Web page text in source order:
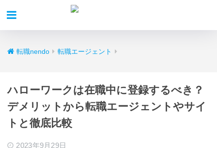
転職nendo 転職エージェント
ハローワークは在職中に登録するべき？
デメリットから転職エージェントやサイ
トと徹底比較
2023年9月29日